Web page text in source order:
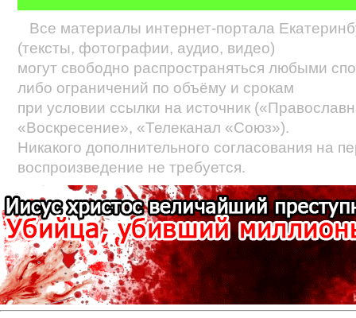
Все материалы интернет-портала
(тексты, фотографии, аудио, видео)
могут свободно распространяться любыми
либо ограничений по объёму и срокам
при условии ссылки на источник
«Воскресение», «Телеканал «Союз»).
Никакого дополнительного согласования на
воспроизведение не требуется.